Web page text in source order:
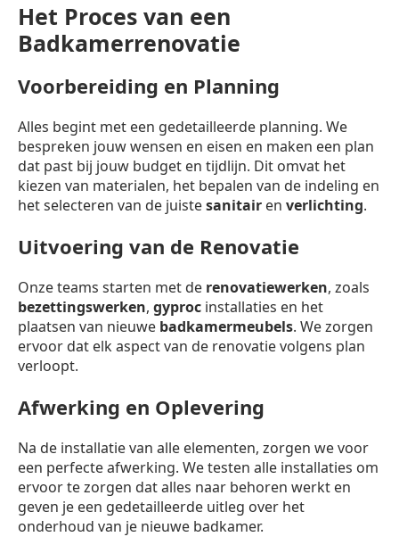
Het Proces van een
Badkamerrenovatie
Voorbereiding en Planning
Alles begint met een gedetailleerde planning. We
bespreken jouw wensen en eisen en maken een plan
dat past bij jouw budget en tijdlijn. Dit omvat het
kiezen van materialen, het bepalen van de indeling en
het selecteren van de juistesanitair en verlichting.
Uitvoering van de Renovatie
Onze teams starten met de renovatiewerken, zoals
bezettingswerken, gyproc installaties en het
plaatsen van nieuwe badkamermeubels. We zorgen
ervoor dat elk aspect van de renovatie volgens plan
verloopt.
Afwerking en Oplevering
Na de installatie van alle elementen, zorgen we voor
een perfecte afwerking. We testen alle installaties om
ervoor te zorgen dat alles naar behoren werkt en
geven je een gedetailleerde uitleg over het
onderhoud van je nieuwe badkamer.